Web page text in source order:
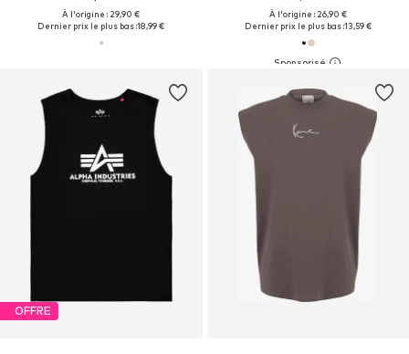
À l'origine : 29,90 €
Dernier prix le plus bas :18,99 €
À l'origine : 26,90 €
Dernier prix le plus bas :13,59 €
OFFRE